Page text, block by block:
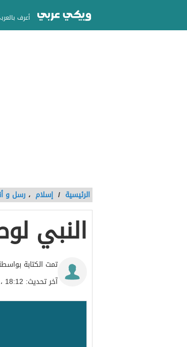
أعرف
الرئيسية / إسلام ، رسل و
النبي
تمت الكتابة
آخر تحديث: 18:12 ، 28 ديسمبر 2021